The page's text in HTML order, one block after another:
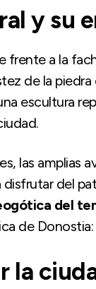
y su
frente a la
de la
escultura
las amplias
disfrutar del
del
de
la